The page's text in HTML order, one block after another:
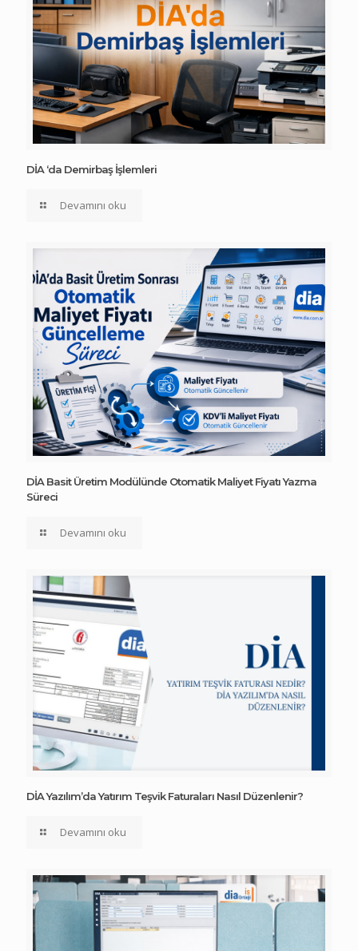
DİA ‘da Demirbaş İşlemleri
Devamını oku
DİA Basit Üretim Modülünde Otomatik Maliyet Fiyatı Yazma
Süreci
Devamını oku
DİA Yazılım’da Yatırım Teşvik Faturaları Nasıl Düzenlenir?
Devamını oku